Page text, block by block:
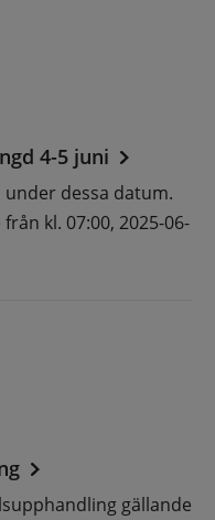
4-5 juni
dessa datum.
kl. 07:00, 2025-06-
gällande